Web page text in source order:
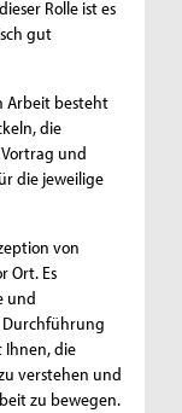
Rolle ist es
gut
Arbeit besteht
die
und
die jeweilige
von
Ort. Es
und
Durchführung
Ihnen, die
verstehen und
zu bewegen.